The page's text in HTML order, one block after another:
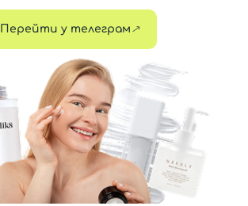
Перейти у телеграм